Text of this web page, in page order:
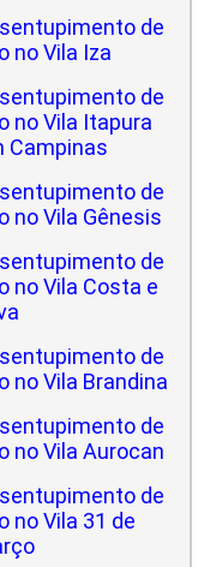
de
no Vila Iza
de
no Vila Itapura
Campinas
de
no Vila Gênesis
de
no Vila Costa e
de
no Vila Brandina
de
no Vila Aurocan
de
no Vila 31 de